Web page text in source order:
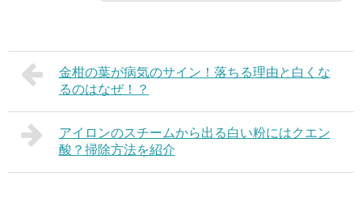
金柑の葉が病気のサイン！落ちる理由と白くな
るのはなぜ！？
アイロンのスチームから出る白い粉にはクエン
酸？掃除方法を紹介